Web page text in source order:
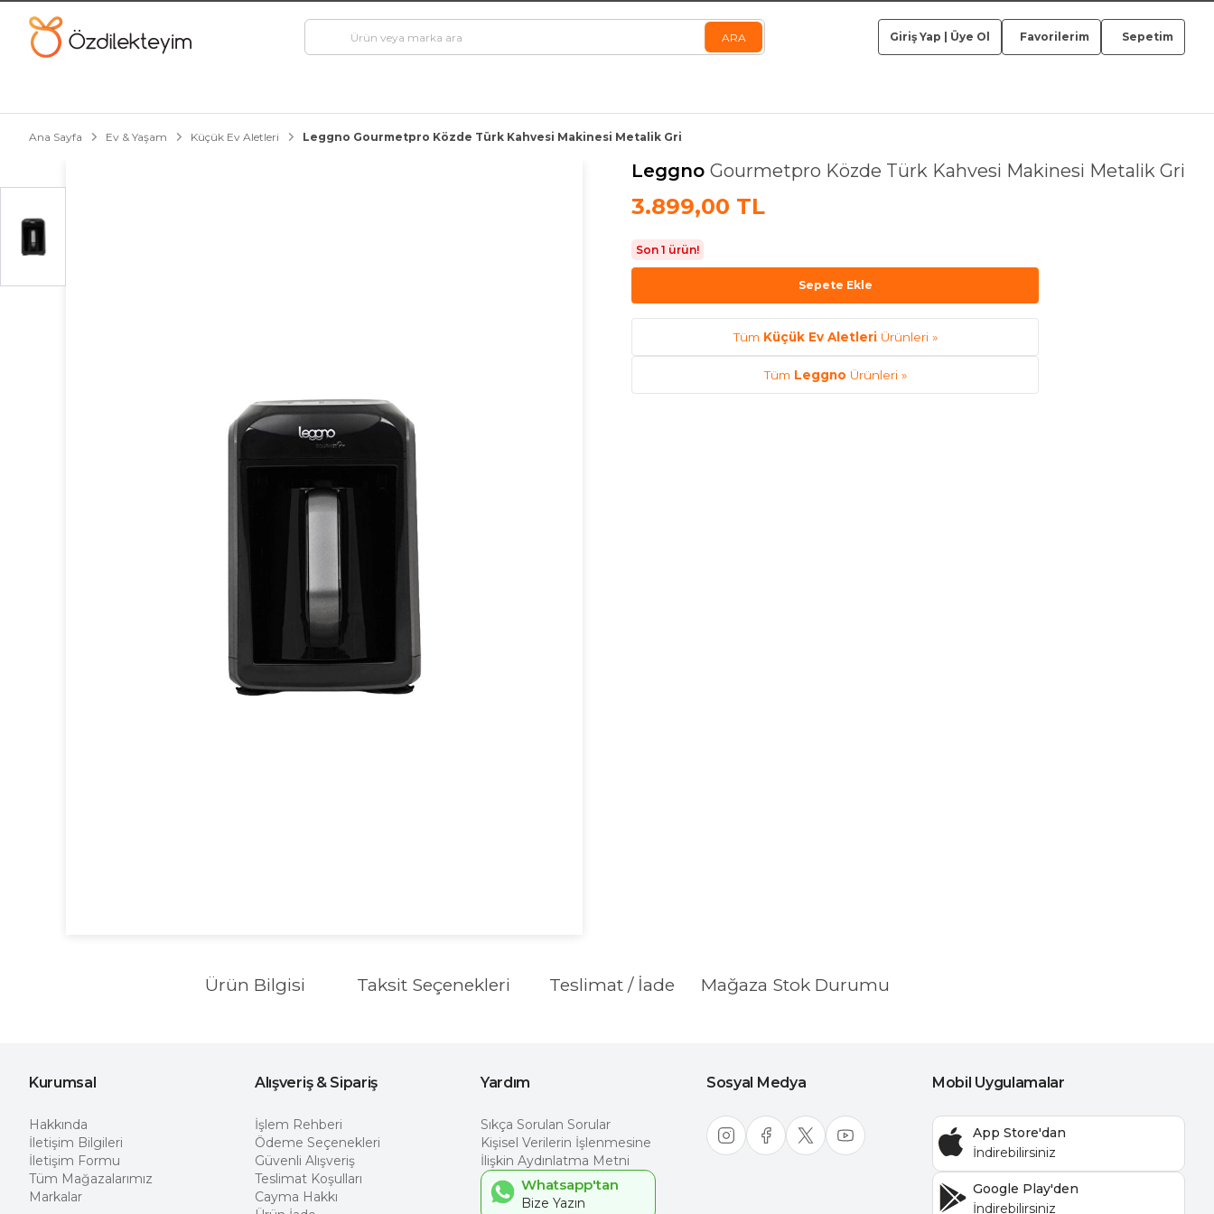
Giriş Yap Üye Ol Favorilerim Sepetim
Ana Sayfa Ev & Yaşam Küçük Ev Aletleri Leggno Gourmetpro Közde Türk Kahvesi Makinesi Metalik Gri
Leggno Gourmetpro Közde Türk Kahvesi Makinesi Metalik Gri
3.899,00 TL
Son 1 ürün!
Sepete Ekle
Tüm Küçük Ev AletleriÜrünleri »
Tüm Leggno Ürünleri »
Ürün Bilgisi Taksit Seçenekleri Teslimat / İade Mağaza Stok Durumu
Kurumsal
Hakkında
İletişim Bilgileri
İletişim Formu
Tüm Mağazalarımız
Markalar
Alışveriş & Sipariş
İşlem Rehberi
Ödeme Seçenekleri
Güvenli Alışveriş
Teslimat Koşulları
Cayma Hakkı
Yardım
Sıkça Sorulan Sorular
Kişisel Verilerin İşlenmesine
İlişkin Aydınlatma Metni
Whatsapp'tan
Sosyal Medya Mobil Uygulamalar
App Store'dan
Google Play'den